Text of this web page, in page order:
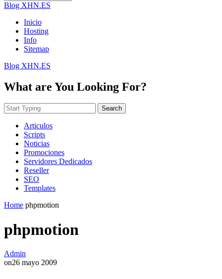
Blog XHN.ES
Inicio
Hosting
Info
Sitemap
Blog XHN.ES
What are You Looking For?
Search
Articulos
Scripts
Noticias
Promociones
Servidores Dedicados
Reseller
SEO
Templates
Home phpmotion
phpmotion
Admin
on26 mayo 2009